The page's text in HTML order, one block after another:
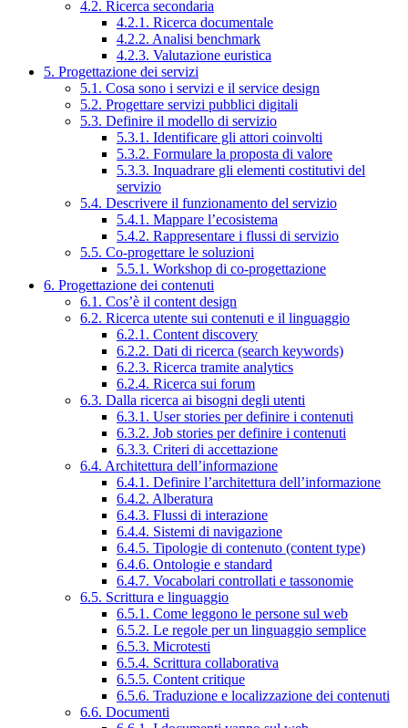
4.2. Ricerca secondaria
4.2.1. Ricerca documentale
4.2.2. Analisi benchmark
4.2.3. Valutazione euristica
5. Progettazione dei servizi
5.1. Cosa sono i servizi e il service design
5.2. Progettare servizi pubblici digitali
5.3. Definire il modello di servizio
5.3.1. Identificare gli attori coinvolti
5.3.2. Formulare la proposta di valore
5.3.3. Inquadrare gli elementi costitutivi del
servizio
5.4. Descrivere il funzionamento del servizio
5.4.1. Mappare l’ecosistema
5.4.2. Rappresentare i flussi di servizio
5.5. Co-progettare le soluzioni
5.5.1. Workshop di co-progettazione
6. Progettazione dei contenuti
6.1. Cos’è il content design
6.2. Ricerca utente sui contenuti e il linguaggio
6.2.1. Content discovery
6.2.2. Dati di ricerca (search keywords)
6.2.3. Ricerca tramite analytics
6.2.4. Ricerca sui forum
6.3. Dalla ricerca ai bisogni degli utenti
6.3.1. User stories per definire i contenuti
6.3.2. Job stories per definire i contenuti
6.3.3. Criteri di accettazione
6.4. Architettura dell’informazione
6.4.1. Definire l’architettura dell’informazione
6.4.2. Alberatura
6.4.3. Flussi di interazione
6.4.4. Sistemi di navigazione
6.4.5. Tipologie di contenuto (content type)
6.4.6. Ontologie e standard
6.4.7. Vocabolari controllati e tassonomie
6.5. Scrittura e linguaggio
6.5.1. Come leggono le persone sul web
6.5.2. Le regole per un linguaggio semplice
6.5.3. Microtesti
6.5.4. Scrittura collaborativa
6.5.5. Content critique
6.5.6. Traduzione e localizzazione dei contenuti
6.6. Documenti